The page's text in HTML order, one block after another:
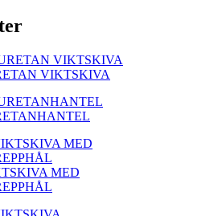
VIKTSKIVA
MED